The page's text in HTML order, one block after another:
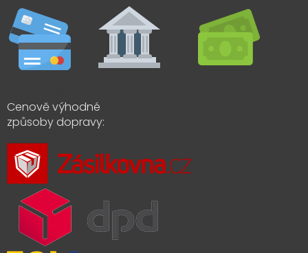
Cenově výhodné
způsoby dopravy: